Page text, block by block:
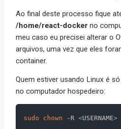
Ao final deste processo fique
/home/react-docker no
meu caso eu precisei alterar o
arquivos, uma vez que eles
container.
Quem estiver usando Linux é
no computador hospedeiro:
sudo chown -R <USERNAME>